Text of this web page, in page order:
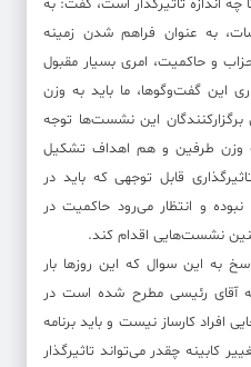
اندازه تاثیرگذار است، گفت: به
به عنوان فراهم شدن زمینه
و حاکمیت، امری بسیار مقبول
این گفت‌وگوها، ما باید به وزن
این نشست‌ها توجه
وزن طرفین و هم اهداف تشکیل
قابل توجهی که باید در
و انتظار می‌رود حاکمیت در
نشست‌هایی اقدام کند.
به این سوال که این روزها بار
آقای رئیسی مطرح شده است در
افراد کارساز نیست و باید برنامه
کابینه چقدر می‌تواند تاثیرگذار